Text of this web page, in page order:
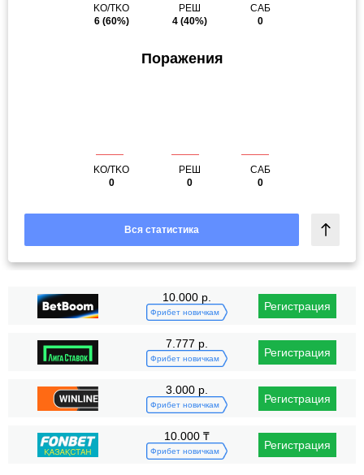
KO/TKO
6(60%)
РЕШ
4 (40%)
САБ
0
Поражения
KO/TKO
0
РЕШ
0
САБ
0
Вся статистика
10.000 р.
Фрибет новичкам Регистрация
7.777 р.
Фрибет новичкам Регистрация
3.000 р.
Фрибет новичкам Регистрация
10.000 ₸
Фрибет новичкам Регистрация